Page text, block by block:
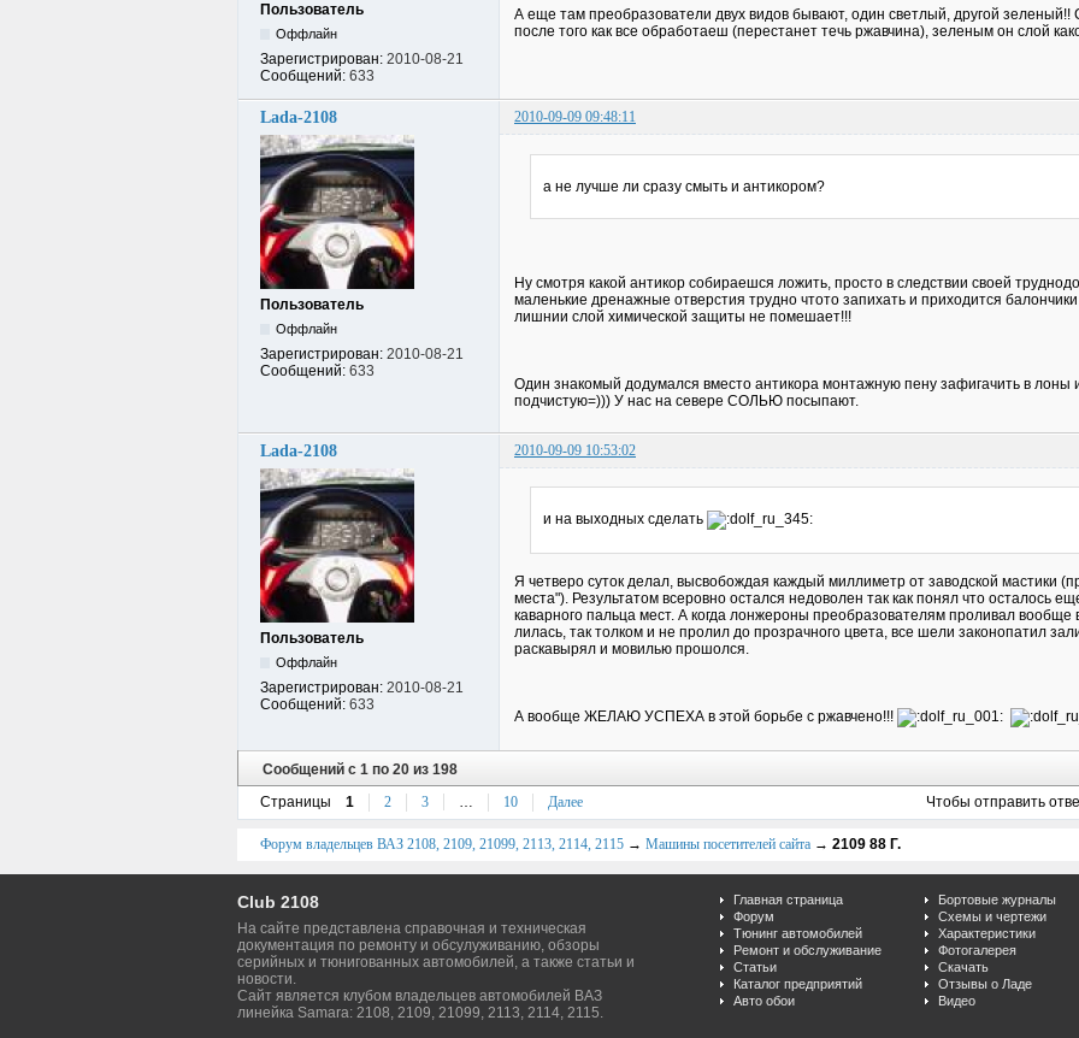
Пользователь
Оффлайн
Зарегистрирован: 2010-08-21
Сообщений: 633
А еще там преобразователи двух видов бывают, один светлый, другой зеленый!!
после того как все обработаеш (перестанет течь ржавчина), зеленым он слой
Lada-2108 2010-09-09 09:48:11
Пользователь
Оффлайн
Зарегистрирован: 2010-08-21
Сообщений: 633
а не лучше ли сразу смыть и антикором?
Ну смотря какой антикор собираешся ложить, просто в следствии своей
маленькие дренажные отверстия трудно чтото запихать и приходится
лишнии слой химической защиты не помешает!!!
Один знакомый додумался вместо антикора монтажную пену зафигачить в лоны
подчистую=))) У нас на севере СОЛЬЮ посыпают.
Lada-2108 2010-09-09 10:53:02
Пользователь
Оффлайн
Зарегистрирован: 2010-08-21
Сообщений: 633
и на выходных сделать
Я четверо суток делал, высвобождая каждый миллиметр от заводской мастики
места"). Результатом всеровно остался недоволен так как понял что осталось
каварного пальца мест. А когда лонжероны преобразователям проливал
лилась, так толком и не пролил до прозрачного цвета, все шели законопатил
раскавырял и мовилью прошолся.
А вообще ЖЕЛАЮ УСПЕХА в этой борьбе с ржавчено!!!
Сообщений с 1 по 20 из 198
Страницы
1 2 3 … 10 Далее Чтобы отправить
Форум владельцев ВАЗ 2108, 2109, 21099, 2113, 2114, 2115 → Машины посетителей сайта → 2109 88 Г.
Club 2108
На сайте представлена справочная и техническая
документация по ремонту и обсулуживанию, обзоры
серийных и тюнигованных автомобилей, а также статьи и
новости.
Сайт является клубом владельцев автомобилей ВАЗ
линейка Samara: 2108, 2109, 21099, 2113, 2114, 2115.
Главная страница
Форум
Тюнинг автомобилей
Ремонт и обслуживание
Статьи
Каталог предприятий
Авто обои
Бортовые журналы
Схемы и чертежи
Характеристики
Фотогалерея
Скачать
Отзывы о Ладе
Видео